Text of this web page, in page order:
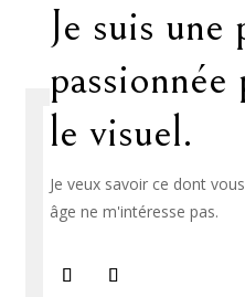
Je suis une
le visuel.
Je veux savoir ce dont
âge ne m'intéresse pas.